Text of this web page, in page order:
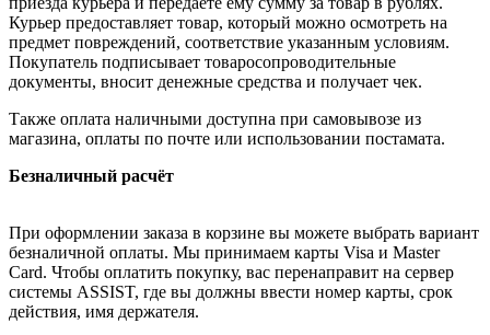
Курьер предоставляет товар, который можно осмотреть на
предмет повреждений, соответствие указанным условиям.
Покупатель подписывает товаросопроводительные
документы, вносит денежные средства и получает чек.
Также оплата наличными доступна при самовывозе из
магазина, оплаты по почте или использовании постамата.
Безналичный расчёт
При оформлении заказа в корзине вы можете выбрать вариант
безналичной оплаты. Мы принимаем карты Visa и Master
Card. Чтобы оплатить покупку, вас перенаправит на сервер
системы ASSIST, где вы должны ввести номер карты, срок
действия, имя держателя.